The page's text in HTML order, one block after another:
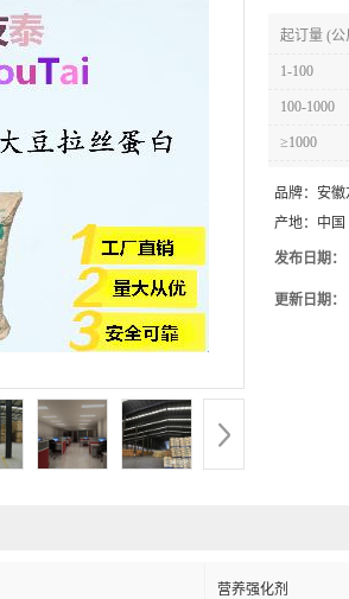
起订量 (公
1-100
100-1000
≥1000
品牌： 安徽
产地： 中国
发布日期：
更新日期：
营养强化剂